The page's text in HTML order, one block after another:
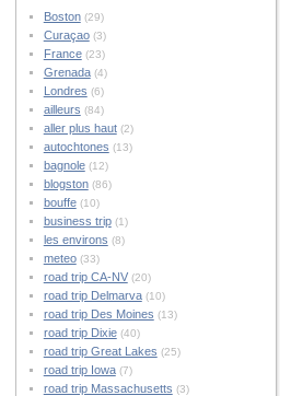
Boston(29)
Curaçao(3)
France(23)
Grenada(4)
Londres (6)
ailleurs (84)
aller plus haut(2)
autochtones (13)
bagnole(12)
blogston(86)
bouffe(10)
business trip(1)
les environs (8)
meteo(33)
road trip CA-NV(20)
road trip Delmarva(10)
road trip Des Moines (13)
road trip Dixie(40)
road trip Great Lakes (25)
road trip Iowa(7)
road trip Massachusetts (3)